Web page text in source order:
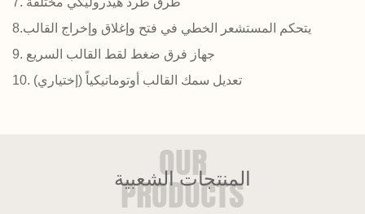
8.يتحكم المستشعر الخطي في فتح وإغلاق وإخراج القالب
9. جهاز فرق ضغط لقط القالب السريع
10. تعديل سمك القالب أوتوماتيكياً (إختياري)
المنتجات الشعبية